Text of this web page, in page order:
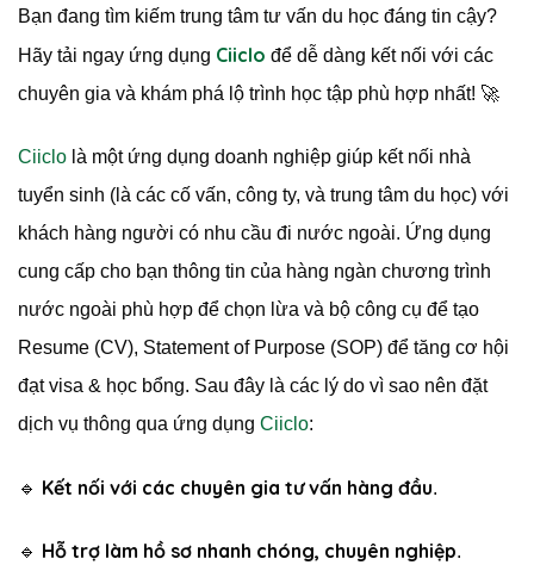
Bạn đang tìm kiếm trung tâm tư vấn du học đáng tin cậy?
Hãy tải ngay ứng dụng Ciiclo để dễ dàng kết nối với các
chuyên gia và khám phá lộ trình học tập phù hợp nhất! 🚀
Ciiclo là một ứng dụng doanh nghiệp giúp kết nối nhà
tuyển sinh (là các cố vấn, công ty, và trung tâm du học) với
khách hàng người có nhu cầu đi nước ngoài. Ứng dụng
cung cấp cho bạn thông tin của hàng ngàn chương trình
nước ngoài phù hợp để chọn lừa và bộ công cụ để tạo
Resume (CV), Statement of Purpose (SOP) để tăng cơ hội
đạt visa & học bổng. Sau đây là các lý do vì sao nên đặt
dịch vụ thông qua ứng dụng Ciiclo:
🔹 Kết nối với các chuyên gia tư vấn hàng đầu.
🔹 Hỗ trợ làm hồ sơ nhanh chóng, chuyên nghiệp.